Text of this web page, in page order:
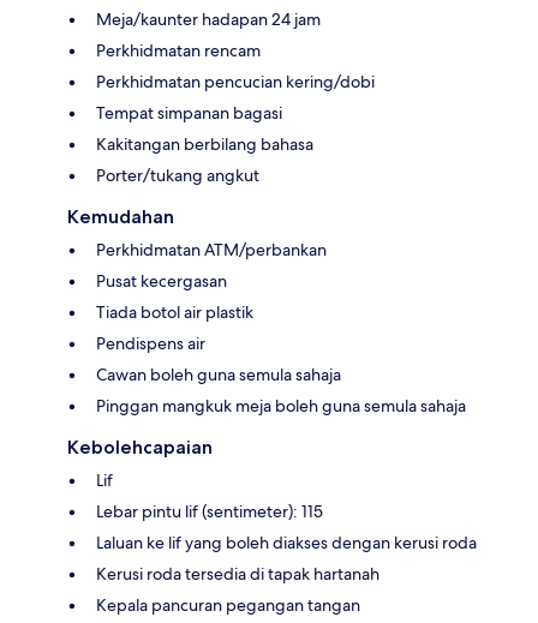
Meja/kaunter hadapan 24 jam
Perkhidmatan rencam
Perkhidmatan pencucian kering/dobi
Tempat simpanan bagasi
Kakitangan berbilang bahasa
Porter/tukang angkut
Kemudahan
Perkhidmatan ATM/perbankan
Pusat kecergasan
Tiada botol air plastik
Pendispens air
Cawan boleh guna semula sahaja
Pinggan mangkuk meja boleh guna semula sahaja
Kebolehcapaian
Lif
Lebar pintu lif (sentimeter): 115
Laluan ke lif yang boleh diakses dengan kerusi roda
Kerusi roda tersedia di tapak hartanah
Kepala pancuran pegangan tangan